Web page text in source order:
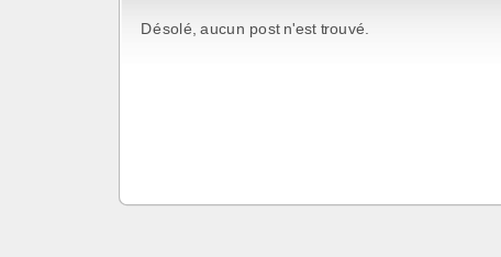
Désolé, aucun post n'est trouvé.